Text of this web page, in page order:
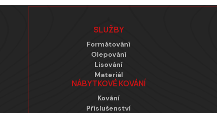
Zápatí
SLUŽBY
Formátování
Olepování
Lisování
Materiál
NÁBYTKOVÉ KOVÁNÍ
Kování
Příslušenství